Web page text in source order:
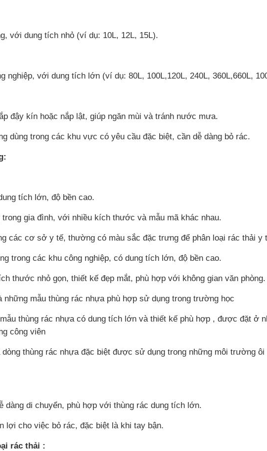
với dung tích nhỏ (ví dụ: 10L, 12L, 15L).
nghiệp, với dung tích lớn (ví dụ: 80L, 100L,120L, 240L, 360L,660L,
đậy kín hoặc nắp lật, giúp ngăn mùi và tránh nước mưa.
dùng trong các khu vực có yêu cầu đặc biệt, cần dễ dàng bỏ rác.
tích lớn, độ bền cao.
trong gia đình, với nhiều kích thước và mẫu mã khác nhau.
các cơ sở y tế, thường có màu sắc đặc trưng để phân loại rác thải y
trong các khu công nghiệp, có dung tích lớn, độ bền cao.
thước nhỏ gọn, thiết kế đẹp mắt, phù hợp với không gian văn phòng.
những mẫu thùng rác nhựa phù hợp sử dụng trong trường học
thùng rác nhựa có dung tích lớn và thiết kế phù hợp , được đặt ở
công viên
dòng thùng rác nhựa đặc biệt được sử dụng trong những môi trường ôi
dàng di chuyển, phù hợp với thùng rác dung tích lớn.
lợi cho việc bỏ rác, đặc biệt là khi tay bận.
rác thải :